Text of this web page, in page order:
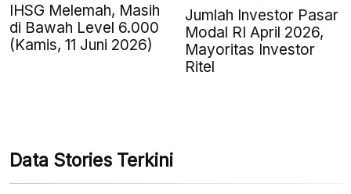
IHSG Melemah, Masih
di Bawah Level 6.000
(Kamis, 11 Juni 2026)
Jumlah Investor Pasar
Modal RI April 2026,
Mayoritas Investor
Ritel
Data Stories Terkini